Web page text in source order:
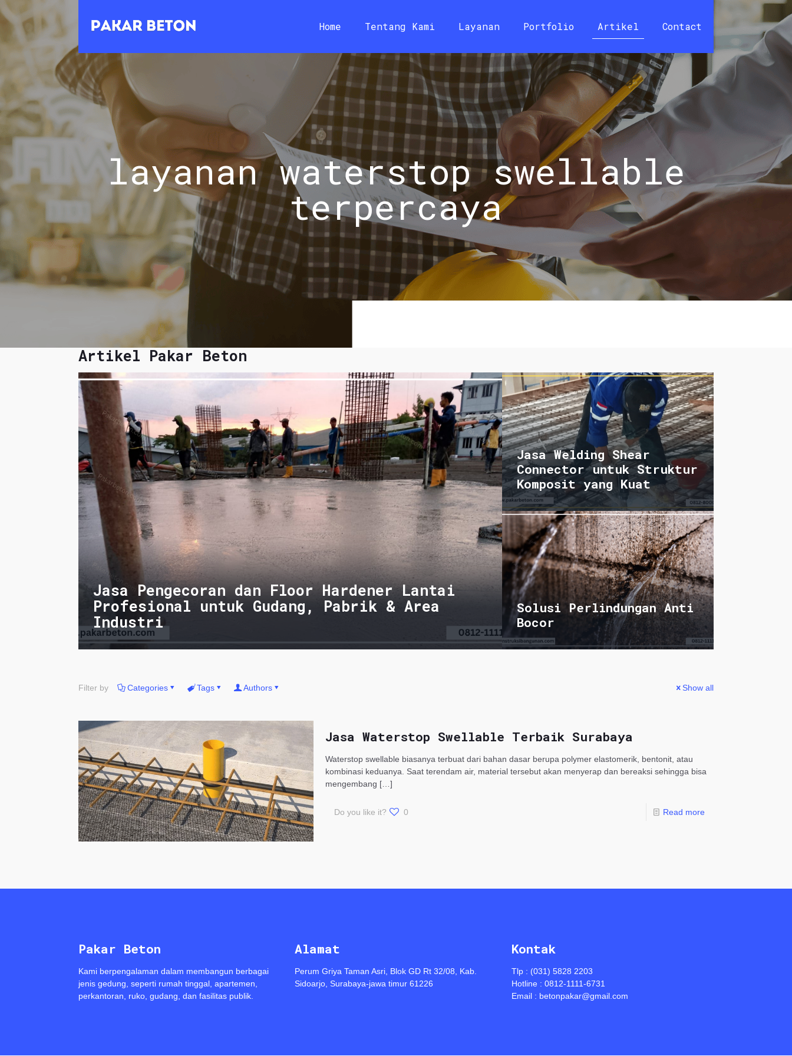
Home Tentang Kami Layanan Portfolio Artikel Contact
layanan waterstop swellable
terpercaya
Artikel Pakar Beton
Jasa Pengecoran dan Floor Hardener Lantai
Profesional untuk Gudang, Pabrik & Area
Industri
Jasa Welding Shear
Connector untuk Struktur
Komposit yang Kuat
Solusi Perlindungan Anti
Bocor
Filter by Categories Tags Authors Show all
Jasa Waterstop Swellable Terbaik Surabaya
Waterstop swellable biasanya terbuat dari bahan dasar berupa polymer elastomerik, bentonit, atau
kombinasi keduanya. Saat terendam air, material tersebut akan menyerap dan bereaksi sehingga bisa
mengembang […]
Do you like it? 0 Read more
Pakar Beton
Kami berpengalaman dalam membangun berbagai
jenis gedung, seperti rumah tinggal, apartemen,
perkantoran, ruko, gudang, dan fasilitas publik.
Alamat
Perum Griya Taman Asri, Blok GD Rt 32/08, Kab.
Sidoarjo, Surabaya-jawa timur 61226
Kontak
Tlp : (031) 5828 2203
Hotline : 0812-1111-6731
Email : betonpakar@gmail.com